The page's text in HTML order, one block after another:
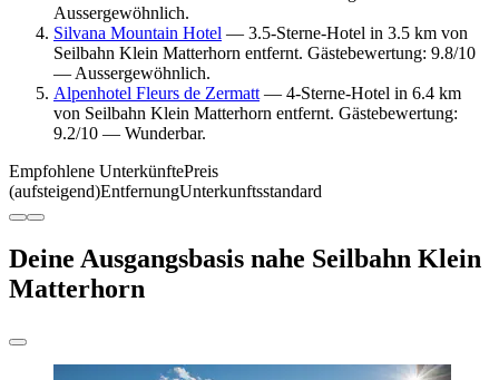
Aussergewöhnlich.
Silvana Mountain Hotel — 3.5-Sterne-Hotel in 3.5 km von
Seilbahn Klein Matterhorn entfernt. Gästebewertung: 9.8/10
— Aussergewöhnlich.
Alpenhotel Fleurs de Zermatt — 4-Sterne-Hotel in 6.4 km
von Seilbahn Klein Matterhorn entfernt. Gästebewertung:
9.2/10 — Wunderbar.
Empfohlene UnterkünftePreis
(aufsteigend)EntfernungUnterkunftsstandard
Deine Ausgangsbasis nahe Seilbahn Klein
Matterhorn